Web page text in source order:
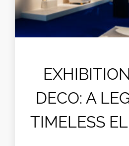
DECO: A
TIMELESS